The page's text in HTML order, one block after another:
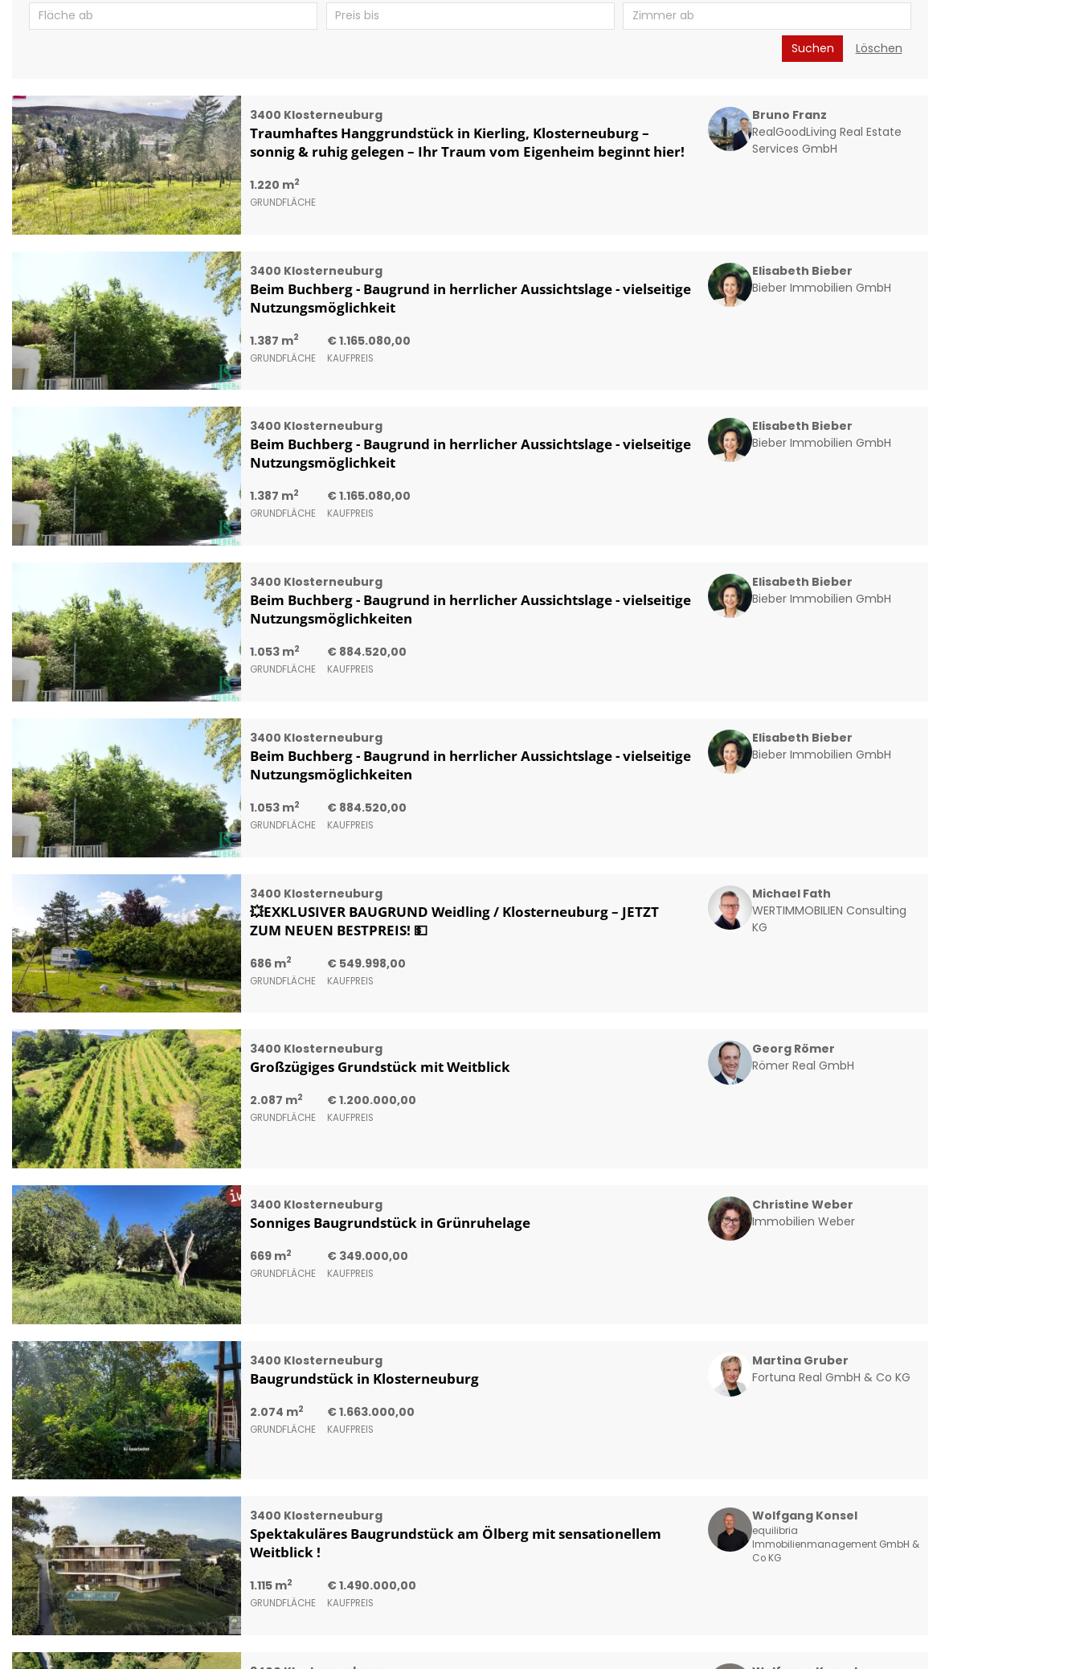
Suchen Löschen
3400 Klosterneuburg
Traumhaftes Hanggrundstück in Kierling, Klosterneuburg –
sonnig & ruhig gelegen – Ihr Traum vom Eigenheim beginnt hier!
1.220 m2
GRUNDFLÄCHE
Bruno Franz
RealGoodLiving Real Estate
Services GmbH
3400 Klosterneuburg
Beim Buchberg - Baugrund in herrlicher Aussichtslage - vielseitige
Nutzungsmöglichkeit
1.387 m2
GRUNDFLÄCHE
€ 1.165.080,00
KAUFPREIS
Elisabeth Bieber
Bieber Immobilien GmbH
3400 Klosterneuburg
Beim Buchberg - Baugrund in herrlicher Aussichtslage - vielseitige
Nutzungsmöglichkeit
1.387 m2
GRUNDFLÄCHE
€ 1.165.080,00
KAUFPREIS
Elisabeth Bieber
Bieber Immobilien GmbH
3400 Klosterneuburg
Beim Buchberg - Baugrund in herrlicher Aussichtslage - vielseitige
Nutzungsmöglichkeiten
1.053 m2
GRUNDFLÄCHE
€ 884.520,00
KAUFPREIS
Elisabeth Bieber
Bieber Immobilien GmbH
3400 Klosterneuburg
Beim Buchberg - Baugrund in herrlicher Aussichtslage - vielseitige
Nutzungsmöglichkeiten
1.053 m2
GRUNDFLÄCHE
€ 884.520,00
KAUFPREIS
Elisabeth Bieber
Bieber Immobilien GmbH
3400 Klosterneuburg
💥EXKLUSIVER BAUGRUND Weidling / Klosterneuburg – JETZT
ZUM NEUEN BESTPREIS! 💵
686 m2
GRUNDFLÄCHE
€ 549.998,00
KAUFPREIS
Michael Fath
WERTIMMOBILIEN Consulting
KG
3400 Klosterneuburg
Großzügiges Grundstück mit Weitblick
2.087 m2
GRUNDFLÄCHE
€ 1.200.000,00
KAUFPREIS
Georg Römer
Römer Real GmbH
3400 Klosterneuburg
Sonniges Baugrundstück in Grünruhelage
669 m2
GRUNDFLÄCHE
€ 349.000,00
KAUFPREIS
Christine Weber
Immobilien Weber
3400 Klosterneuburg
Baugrundstück in Klosterneuburg
2.074 m2
GRUNDFLÄCHE
€ 1.663.000,00
KAUFPREIS
Martina Gruber
Fortuna Real GmbH & Co KG
3400 Klosterneuburg
Spektakuläres Baugrundstück am Ölberg mit sensationellem
Weitblick !
1.115 m2
GRUNDFLÄCHE
€ 1.490.000,00
KAUFPREIS
Wolfgang Konsel
equilibria
Immobilienmanagement GmbH &
Co KG